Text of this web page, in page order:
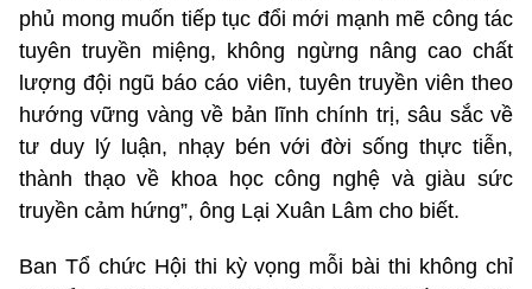
phủ mong muốn tiếp tục đổi mới mạnh mẽ công tác
tuyên truyền miệng, không ngừng nâng cao chất
lượng đội ngũ báo cáo viên, tuyên truyền viên theo
hướng vững vàng về bản lĩnh chính trị, sâu sắc về
tư duy lý luận, nhạy bén với đời sống thực tiễn,
thành thạo về khoa học công nghệ và giàu sức
truyền cảm hứng”, ông Lại Xuân Lâm cho biết.
Ban Tổ chức Hội thi kỳ vọng mỗi bài thi không chỉ